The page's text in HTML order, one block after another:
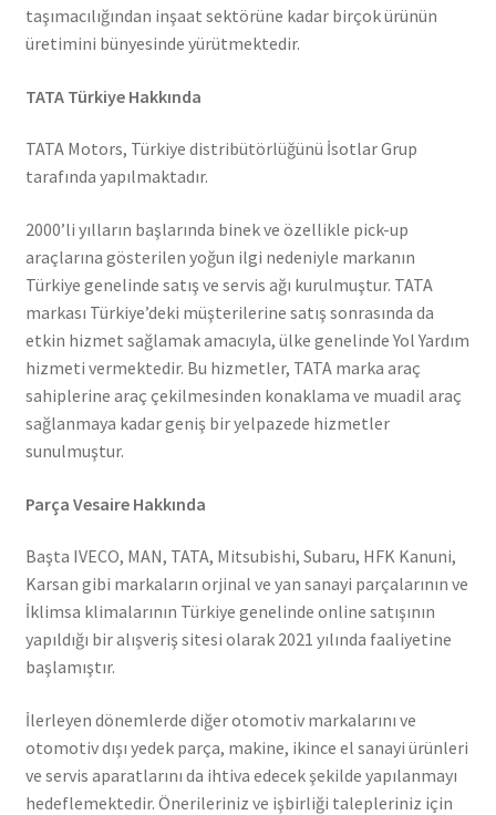
taşımacılığından inşaat sektörüne kadar birçok ürünün
üretimini bünyesinde yürütmektedir.
TATA Türkiye Hakkında
TATA Motors, Türkiye distribütörlüğünü İsotlar Grup
tarafında yapılmaktadır.
2000’li yılların başlarında binek ve özellikle pick-up
araçlarına gösterilen yoğun ilgi nedeniyle markanın
Türkiye genelinde satış ve servis ağı kurulmuştur. TATA
markası Türkiye’deki müşterilerine satış sonrasında da
etkin hizmet sağlamak amacıyla, ülke genelinde Yol Yardım
hizmeti vermektedir. Bu hizmetler, TATA marka araç
sahiplerine araç çekilmesinden konaklama ve muadil araç
sağlanmaya kadar geniş bir yelpazede hizmetler
sunulmuştur.
Parça Vesaire Hakkında
Başta IVECO, MAN, TATA, Mitsubishi, Subaru, HFK Kanuni,
Karsan gibi markaların orjinal ve yan sanayi parçalarının ve
İklimsa klimalarının Türkiye genelinde online satışının
yapıldığı bir alışveriş sitesi olarak 2021 yılında faaliyetine
başlamıştır.
İlerleyen dönemlerde diğer otomotiv markalarını ve
otomotiv dışı yedek parça, makine, ikince el sanayi ürünleri
ve servis aparatlarını da ihtiva edecek şekilde yapılanmayı
hedeflemektedir. Önerileriniz ve işbirliği talepleriniz için